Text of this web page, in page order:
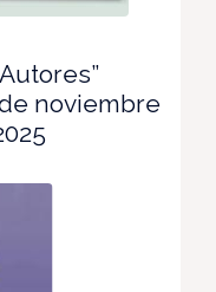
noviembre